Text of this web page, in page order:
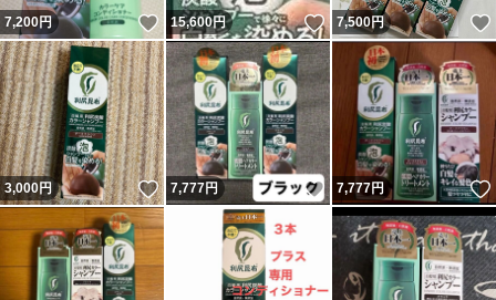
7,200円 いいね！
15,600円 いいね！
7,500円
3,000円 いいね！
7,777円 いいね！
7,777円